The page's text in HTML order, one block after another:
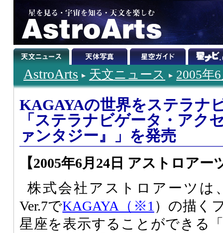
AstroArts 天文ニュース 2005年
KAGAYAの世界をステラナ
「ステラナビゲータ・アク
ァンタジー』」を発売
【2005年6月24日 アストロアー
株式会社アストロアーツは
Ver.7でKAGAYA（※1 ）の描く
星座を表示することができる